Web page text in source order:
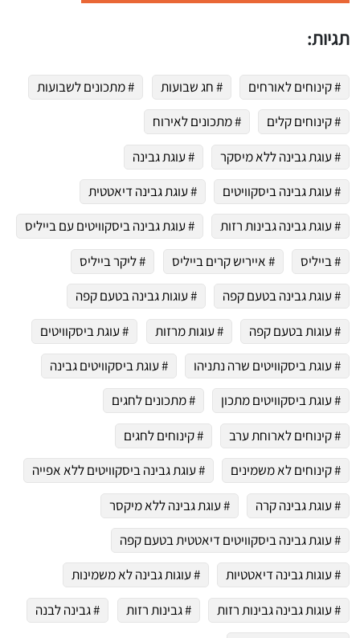
תגיות:
# קינוחים לאורחים # חג שבועות
# מתכונים לשבועות
# קינוחים קלים
# מתכונים לאירוח
# עוגת גבינה ללא מיסקר
# עוגת גבינה
# עוגת גבינה ביסקוויטים
# עוגת גבינה דיאטטית
# עוגת גבינה גבינות רזות
# עוגת גבינה ביסקוויטים עם בייליס
# בייליס
# אייריש קרים בייליס
# ליקר בייליס
# עוגת גבינה בטעם קפה
# עוגות גבינה בטעם קפה
# עוגות בטעם קפה
# עוגות מרזות
# עוגת ביסקוויטים
# עוגת ביסקוויטים שרה נתניהו
# עוגת ביסקוויטים גבינה
# עוגת ביסקוויטים מתכון
# מתכונים לחגים
# קינוחים לארוחת ערב
# קינוחים לחגים
# קינוחים לא משמינים
# עוגת גבינה ביסקוויטים ללא אפייה
# עוגת גבינה קרה
# עוגת גבינה ללא מיקסר
# עוגת גבינה ביסקוויטים דיאטטית בטעם קפה
# עוגות גבינה דיאטטיות
# עוגות גבינה לא משמינות
# עוגות גבינה גבינות רזות
# גבינות רזות
# גבינה לבנה